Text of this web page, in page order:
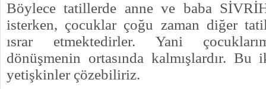
Böylece tatillerde anne ve baba
isterken, çocuklar çoğu zaman diğer
ısrar etmektedirler. Yani
dönüşmenin ortasında kalmışlardır.
yetişkinler çözebiliriz.